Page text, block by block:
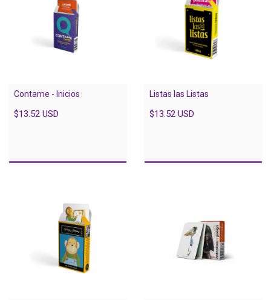
Contame - Inicios
$13.52 USD
Listas las Listas
$13.52 USD